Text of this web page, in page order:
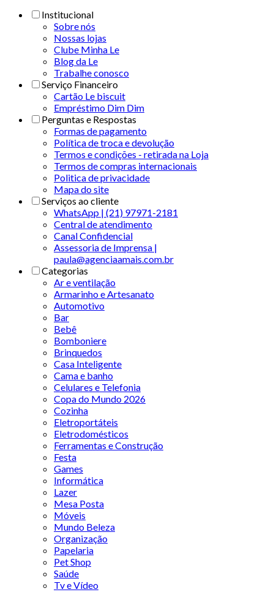
Institucional
Sobre nós
Nossas lojas
Clube Minha Le
Blog da Le
Trabalhe conosco
Serviço Financeiro
Cartão Le biscuit
Empréstimo Dim Dim
Perguntas e Respostas
Formas de pagamento
Política de troca e devolução
Termos e condições - retirada na Loja
Termos de compras internacionais
Politica de privacidade
Mapa do site
Serviços ao cliente
WhatsApp | (21) 97971-2181
Central de atendimento
Canal Confidencial
Assessoria de Imprensa |
paula@agenciaamais.com.br
Categorias
Ar e ventilação
Armarinho e Artesanato
Automotivo
Bar
Bebê
Bomboniere
Brinquedos
Casa Inteligente
Cama e banho
Celulares e Telefonia
Copa do Mundo 2026
Cozinha
Eletroportáteis
Eletrodomésticos
Ferramentas e Construção
Festa
Games
Informática
Lazer
Mesa Posta
Móveis
Mundo Beleza
Organização
Papelaria
Pet Shop
Saúde
Tv e Vídeo